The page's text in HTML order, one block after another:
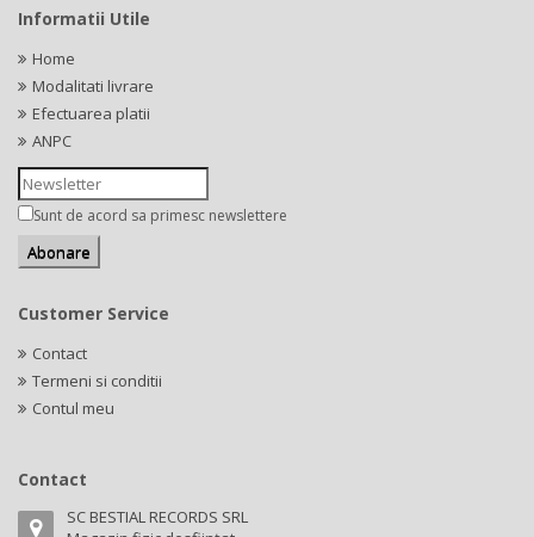
Informatii Utile
Home
Modalitati livrare
Efectuarea platii
ANPC
Sunt de acord sa primesc newslettere
Customer Service
Contact
Termeni si conditii
Contul meu
Contact
SC BESTIAL RECORDS SRL